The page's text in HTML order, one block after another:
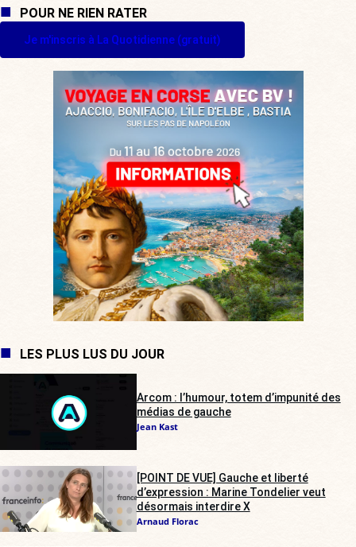
POUR NE RIEN RATER
Je m'inscris à La Quotidienne (gratuit)
LES PLUS LUS DU JOUR
Arcom : l’humour, totem d’impunité des
médias de gauche
Jean Kast
[POINT DE VUE] Gauche et liberté
d’expression : Marine Tondelier veut
désormais interdire X
Arnaud Florac